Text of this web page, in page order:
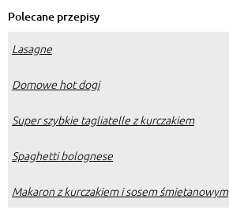
Polecane przepisy
Lasagne
Domowe hot dogi
Super szybkie tagliatelle z kurczakiem
Spaghetti bolognese
Makaron z kurczakiem i sosem śmietanowym